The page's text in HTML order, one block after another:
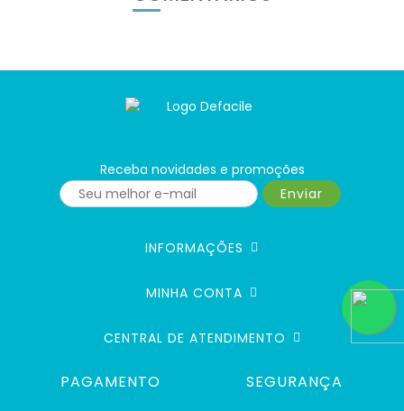
Receba novidades e promoções
Enviar
INFORMAÇÕES
MINHA CONTA
CENTRAL DE ATENDIMENTO
PAGAMENTO SEGURANÇA